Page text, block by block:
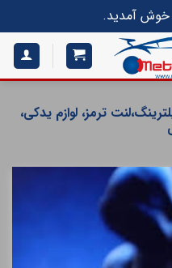
آمدید.
ترمز، لوازم یدکی،